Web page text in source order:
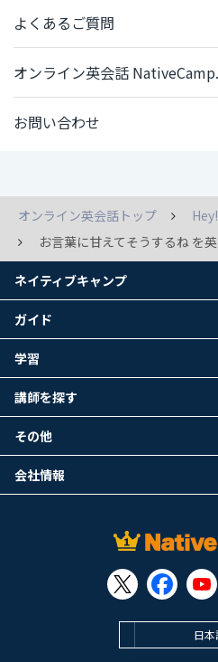
よくあるご質問
オンライン英会話
お問い合わせ
オンライン英会話トップ
お言葉に甘えてそうするね を
日本
ネイティブキャンプ
ガイド
学習
講師を探す
その他
会社情報